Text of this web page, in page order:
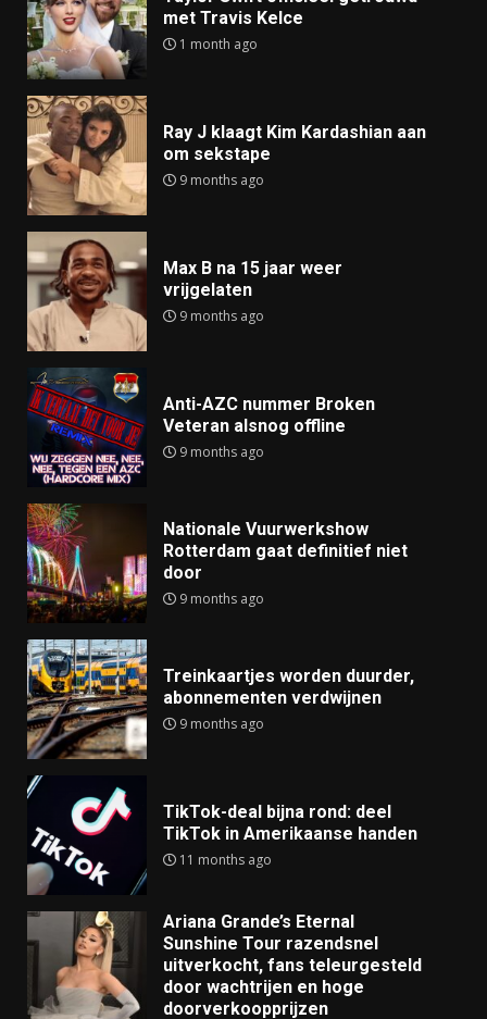
met Travis Kelce
1 month ago
Ray J klaagt Kim Kardashian aan
om sekstape
9 months ago
Max B na 15 jaar weer
vrijgelaten
9 months ago
Anti-AZC nummer Broken
Veteran alsnog offline
9 months ago
Nationale Vuurwerkshow
Rotterdam gaat definitief niet
door
9 months ago
Treinkaartjes worden duurder,
abonnementen verdwijnen
9 months ago
TikTok-deal bijna rond: deel
TikTok in Amerikaanse handen
11 months ago
Ariana Grande’s Eternal
Sunshine Tour razendsnel
uitverkocht, fans teleurgesteld
door wachtrijen en hoge
doorverkoopprijzen